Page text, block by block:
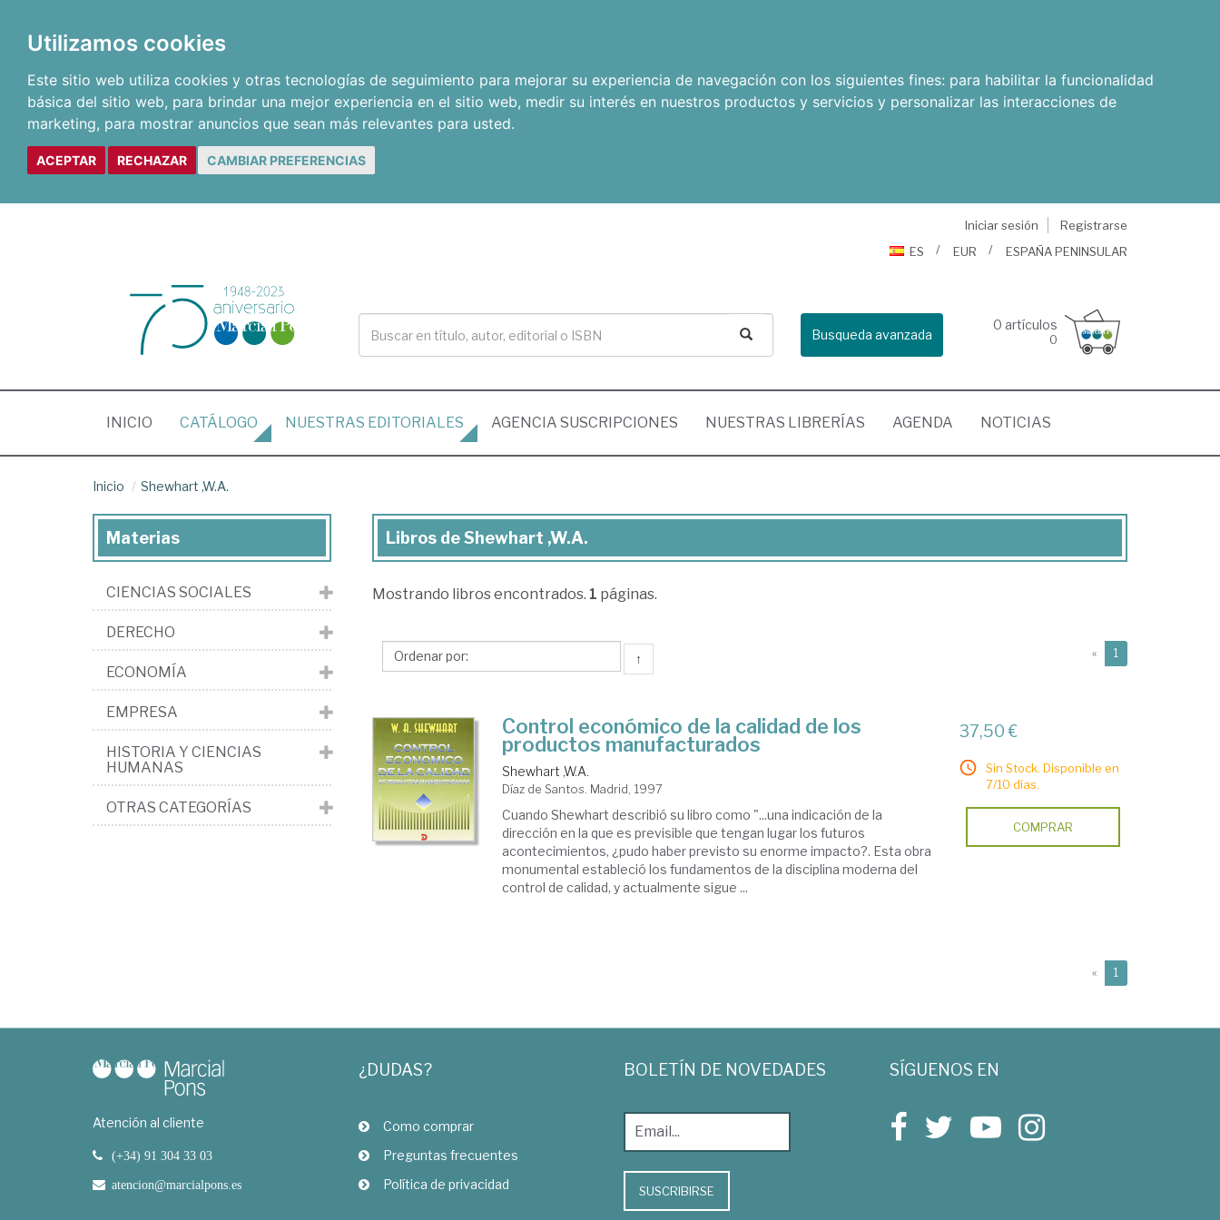
Utilizamos cookies
Este sitio web utiliza cookies y otras tecnologías de seguimiento para mejorar su experiencia de navegación con los siguientes fines: para habilitar la funcionalidad
básica del sitio web, para brindar una mejor experiencia en el sitio web, medir su interés en nuestros productos y servicios y personalizar las interacciones de
marketing, para mostrar anuncios que sean más relevantes para usted.
ACEPTAR RECHAZAR CAMBIAR PREFERENCIAS
Iniciar sesión
Registrarse
ES
EUR ESPAÑA PENINSULAR
Busqueda avanzada
0 artículos
0
INICIO (CURRENT)
CATÁLOGO NUESTRAS EDITORIALES AGENCIA SUSCRIPCIONES NUESTRAS LIBRERÍAS AGENDA NOTICIAS
Inicio Shewhart ,W.A.
Libros
Shewhart
Libros de Shewhart ,W.A.
Mostrando libros encontrados. 1 páginas.
↑ « 1
Control económico de la calidad de los
productos manufacturados
Shewhart ,W.A.
Díaz de Santos. Madrid, 1997
Cuando Shewhart describió su libro como "...una indicación de la
dirección en la que es previsible que tengan lugar los futuros
acontecimientos, ¿pudo haber previsto su enorme impacto?. Esta obra
monumental estableció los fundamentos de la disciplina moderna del
control de calidad, y actualmente sigue ...
37,50 €
Sin Stock. Disponible en
7/10 días.
COMPRAR
« 1
Materias
CIENCIAS SOCIALES
DERECHO
ECONOMÍA
EMPRESA
HISTORIA Y CIENCIAS
HUMANAS
OTRAS CATEGORÍAS
Atención al cliente
(+34) 91 304 33 03
atencion@marcialpons.es
¿DUDAS?
Como comprar
Preguntas frecuentes
Política de privacidad
BOLETÍN DE NOVEDADES
SUSCRIBIRSE
SÍGUENOS EN